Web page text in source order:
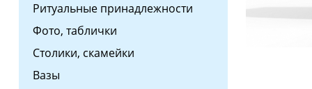
Ритуальные принадлежности
Фото, таблички
Столики, скамейки
Вазы